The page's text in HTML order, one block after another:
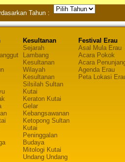
Tahun :
Kesultanan
Sejarah
Lambang
Kesultanan
Wilayah
Kesultanan
Silsilah Sultan
Kutai
Keraton Kutai
Gelar
Kebangsawanan
Ketopong Sultan
Kutai
Peninggalan
Budaya
Mitologi Kutai
Undang Undang
Festival Erau
Asal Mula Erau
Acara Pokok
Acara
Agenda Erau
Peta Lokasi